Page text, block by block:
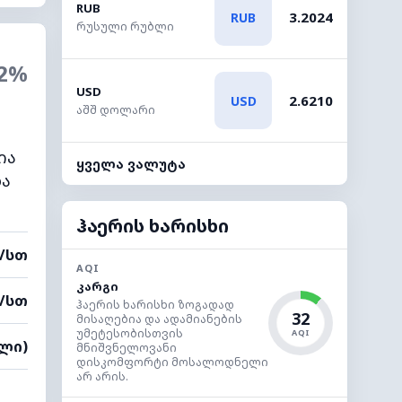
სთ
სთ
RUB
რუსული რუბლი
RUB 3.2024
USD
აშშ დოლარი
USD 2.6210
ყველა ვალუტა
ჰაერის ხარისხი
AQI
კარგი
ჰაერის ხარისხი ზოგადად
მისაღებია და ადამიანების
უმეტესობისთვის
მნიშვნელოვანი
დისკომფორტი მოსალოდნელი
არ არის.
32
AQI